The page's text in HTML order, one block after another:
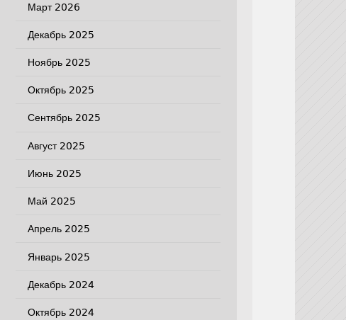
Март 2026
Декабрь 2025
Ноябрь 2025
Октябрь 2025
Сентябрь 2025
Август 2025
Июнь 2025
Май 2025
Апрель 2025
Январь 2025
Декабрь 2024
Октябрь 2024